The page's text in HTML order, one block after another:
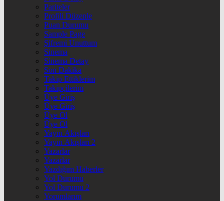
Pariteler
Profili Düzenle
Puan Durumu
Sample Page
Şifremi Unuttum
Sinema
Sinema Detay
Son Dakika
Takip Ettiklerim
Takipçilerim
Üye Giriş
Üye Giriş
Üye Ol
Üye Ol
Yayın Akışları
Yayın Akışları 2
Yazarlar
Yazarlar
Yazdığım Haberler
Yol Durumu
Yol Durumu 2
Yorumlarım